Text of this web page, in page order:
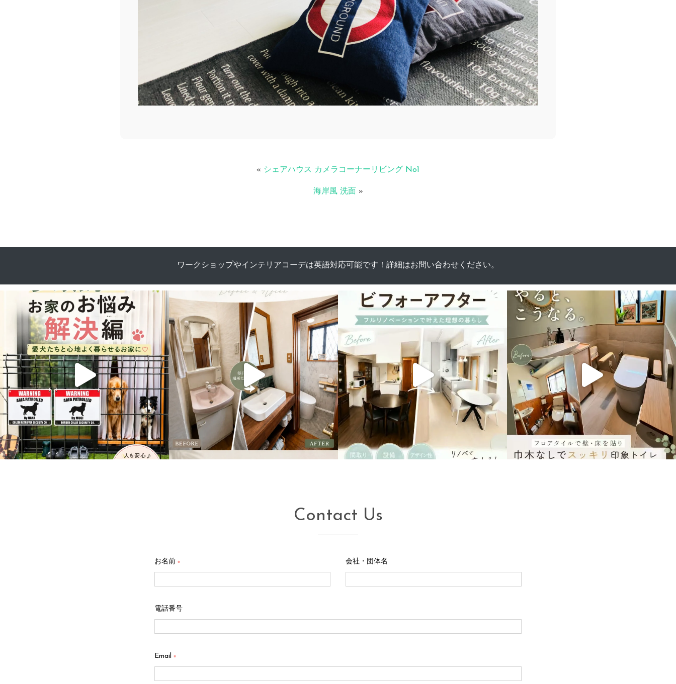
« シェアハウス カメラコーナーリビング No1
海岸風 洗面 »
ワークショップやインテリアコーデは英語対応可能です！詳細はお問い合わせください。
Contact Us
お名前 ※ 会社・団体名
電話番号
Email ※